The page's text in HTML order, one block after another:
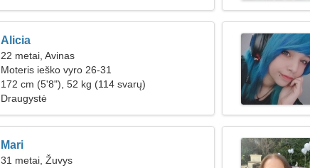
Alicia
22 metai, Avinas
Moteris ieško vyro 26-31
172 cm (5'8"), 52 kg (114 svarų)
Draugystė
Mari
31 metai, Žuvys